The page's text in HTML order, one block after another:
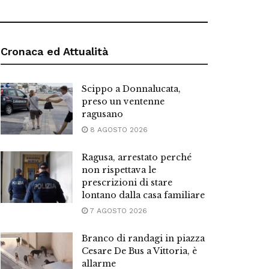
Cronaca ed Attualità
Scippo a Donnalucata,
preso un ventenne
ragusano
8 AGOSTO 2026
Ragusa, arrestato perché
non rispettava le
prescrizioni di stare
lontano dalla casa familiare
7 AGOSTO 2026
Branco di randagi in piazza
Cesare De Bus a Vittoria, è
allarme